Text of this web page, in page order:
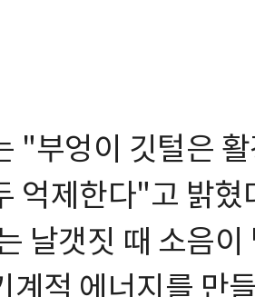
"부엉이 깃털은
억제한다"고 밝
날갯짓 때 소음
계적 에너지를 만